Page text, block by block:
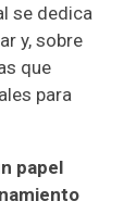
se dedica
y, sobre
que
para
papel